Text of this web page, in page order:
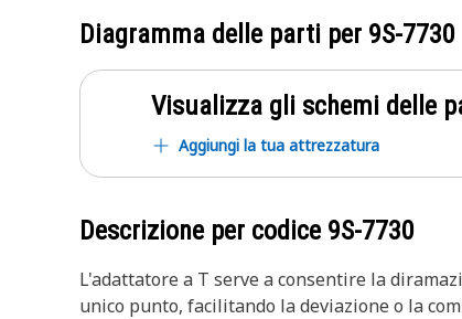
Diagramma delle parti per 9S-7730
Visualizza gli schemi delle
Aggiungi la tua attrezzatura
Descrizione per codice 9S-7730
L'adattatore a T serve a consentire la
unico punto, facilitando la deviazione o la